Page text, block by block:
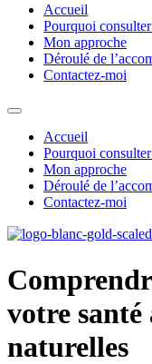
Accueil
Pourquoi
Mon approche
Déroulé de
Contactez-moi
Accueil
Pourquoi
Mon approche
Déroulé de
Contactez-moi
votre
naturelles